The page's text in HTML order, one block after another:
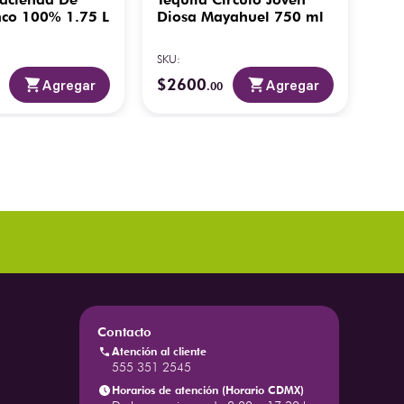
100% 1.75 L
Agregar
Diosa Mayahuel 750 ml
SKU:
$2600.00 Agregar
Contacto
Atención al cliente
555 351 2545
Horarios de atención (Horario CDMX)